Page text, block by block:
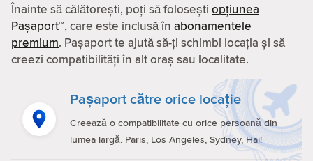
Înainte să călătorești, poți să folosești opțiunea
Pașaport™, care este inclusă în abonamentele
premium. Pașaport te ajută să-ți schimbi locația și să
creezi compatibilităţi în alt oraș sau localitate.
Pașaport către orice locație
Creează o compatibilitate cu orice persoană din
lumea largă. Paris, Los Angeles, Sydney, Hai!